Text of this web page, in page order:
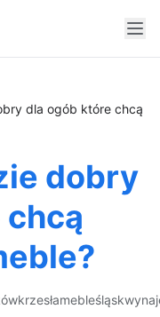
dla ogób które chcą
dobry
krzesłamebleśląsk